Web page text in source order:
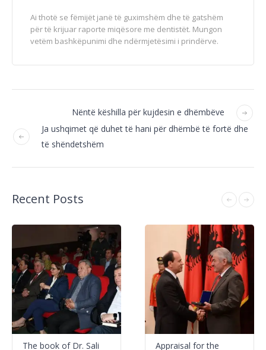
Ai thotë se fëmijët janë të guximshëm dhe të gatshëm
për të krijuar raporte miqësore me dentistët. Mungon
vetëm bashkëpunimi dhe ndërmjetësimi i prindërve.
Nëntë këshilla për kujdesin e dhëmbëve
Ja ushqimet që duhet të hani për dhëmbë të fortë dhe
të shëndetshëm
Recent Posts
The book of Dr. Sali
Appraisal for the